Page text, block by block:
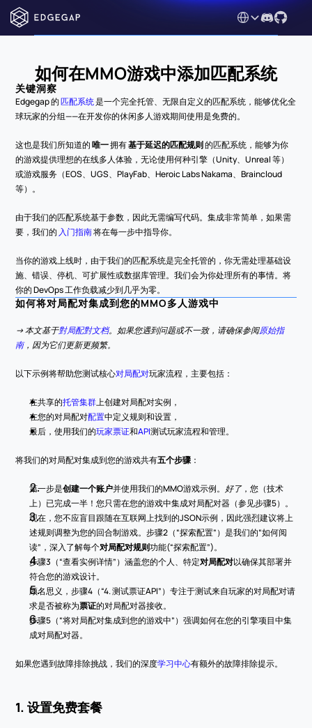
Select Language
如何在MMO游戏中添加匹配系统
关键洞察
Edgegap 的 匹配系统 是一个完全托管、无限自定义的匹配系统，能够优化全
球玩家的分组——在开发你的休闲多人游戏期间使用是免费的。
这也是我们所知道的 唯一 拥有 基于延迟的匹配规则 的匹配系统，能够为你
的游戏提供理想的在线多人体验，无论使用何种引擎（Unity、Unreal 等）
或游戏服务（EOS、UGS、PlayFab、Heroic Labs Nakama、Braincloud
等）。
由于我们的匹配系统基于参数，因此无需编写代码。集成非常简单，如果需
要，我们的 入门指南 将在每一步中指导你。
当你的游戏上线时，由于我们的匹配系统是完全托管的，你无需处理基础设
施、错误、停机、可扩展性或数据库管理。我们会为你处理所有的事情。将
你的 DevOps 工作负载减少到几乎为零。
如何将对局配对集成到您的MMO多人游戏中
-> 本文基于對局配對文档。如果您遇到问题或不一致，请确保参阅原始指
南，因为它们更新更频繁。
以下示例将帮助您测试核心对局配对玩家流程，主要包括：
在共享的托管集群上创建对局配对实例，
在您的对局配对配置中定义规则和设置，
最后，使用我们的玩家票证和API测试玩家流程和管理。
将我们的对局配对集成到您的游戏共有五个步骤 ：
第一步是创建一个账户并使用我们的MMO游戏示例。 好了，您（技术
上）已完成一半！您只需在您的游戏中集成对局配对器（参见步骤5）。
现在，您不应盲目跟随在互联网上找到的JSON示例，因此强烈建议将上
述规则调整为您的回合制游戏。步骤2（“探索配置”）是我们的“如何阅
读”，深入了解每个对局配对规则功能(“探索配置”)。
步骤3（“查看实例详情”）涵盖您的个人、特定对局配对以确保其部署并
符合您的游戏设计。
顾名思义，步骤4（“4. 测试票证API”）专注于测试来自玩家的对局配对请
求是否被称为票证的对局配对器接收。
步骤5（“将对局配对集成到您的游戏中”）强调如何在您的引擎项目中集
成对局配对器。
如果您遇到故障排除挑战，我们的深度学习中心有额外的故障排除提示。
1. 设置免费套餐